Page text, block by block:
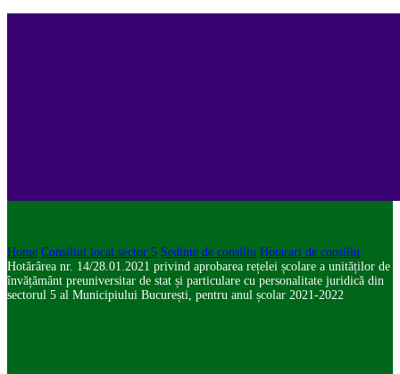
Home Consiliul local sector 5 Ședințe de consiliu Hotarari de consiliu
Hotărârea nr. 14/28.01.2021 privind aprobarea rețelei școlare a unităților de
învățământ preuniversitar de stat și particulare cu personalitate juridică din
sectorul 5 al Municipiului București, pentru anul școlar 2021-2022